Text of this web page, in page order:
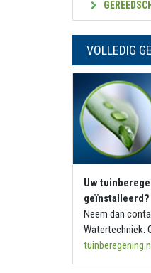
VOLLEDIG
Uw
geïnstalleerd?
Neem dan
Watertechniek.